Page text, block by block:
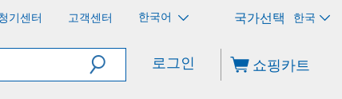
기센터 고객센터 한국어 한국
로그인 쇼핑카트